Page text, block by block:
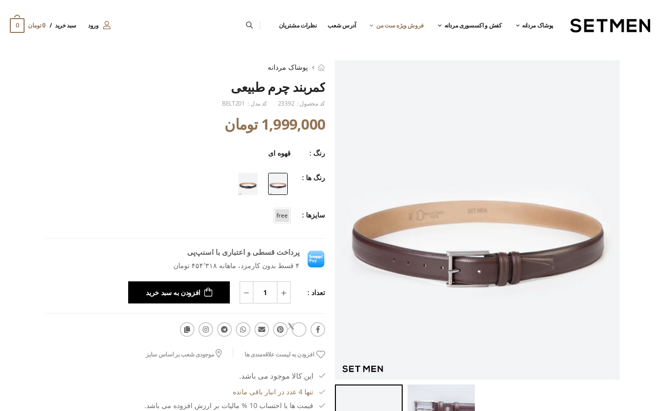
پوشاک مردانه کفش و اکسسوری مردانه فروش ویژه ست من آدرس شعب نظرات مشتریان ورود سبد خرید 0 تومان 0
پوشاک مردانه
کمربند چرم طبیعی
کد محصول : 23392 کد مدل : BELT201
1,999,000 تومان
رنگ : قهوه ای
رنگ ها :
سایزها : free
پرداخت قسطی و اعتباری با اسنپ‌پی
۴ قسط بدون کارمزد، ماهانه ۴۵۴٬۳۱۸ تومان
تعداد : افزودن به سبد خرید
افزودن به لیست علاقه‌مندی ها موجودی شعب بر اساس سایز
این کالا موجود می باشد.
تنها 4 عدد در انبار باقی مانده
قیمت ها با احتساب 10 % مالیات بر ارزش افزوده می باشد.